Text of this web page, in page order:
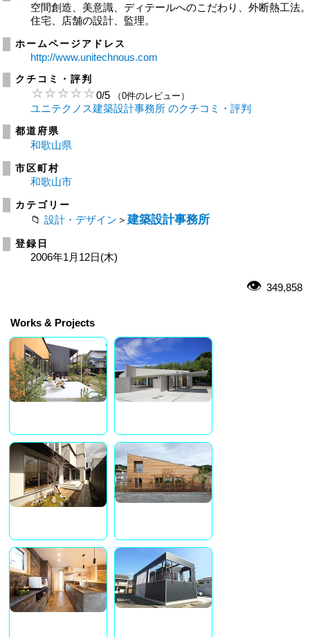
空間創造、美意識、ディテールへのこだわり、外断熱工法
住宅、店舗の設計、監理。
ホームページアドレス
http://www.unitechnous.com
クチコミ・評判
0/5 （0件のレビュー）
ユニテクノス建築設計事務所 のクチコミ・評判
都道府県
和歌山県
市区町村
和歌山市
カテゴリー
設計・デザイン ＞ 建築設計事務所
登録日
2006年1月12日(木)
349,858
Works & Projects